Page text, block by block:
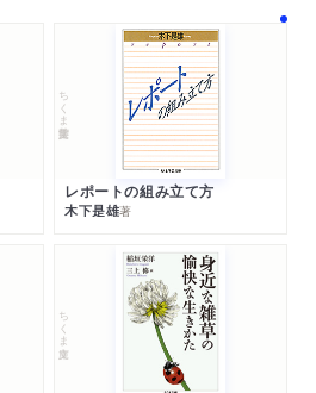
ちくま学芸文庫
レポートの組み立て方
木下是雄著
ちくま文庫